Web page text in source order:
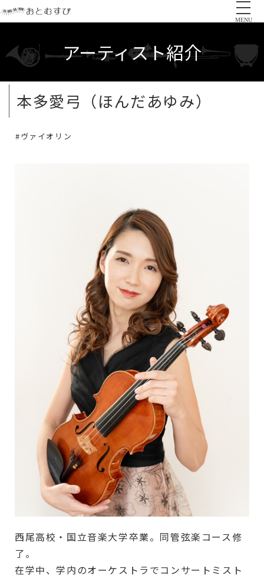
MENU
アーティスト紹介
本多愛弓（ほんだあゆみ）
#ヴァイオリン
西尾高校・国立音楽大学卒業。同管弦楽コース修
了。
在学中、学内のオーケストラでコンサートミスト